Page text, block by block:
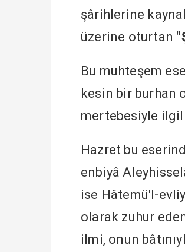
şârihlerine
üzerine oturtan
Bu muhteşem
kesin bir burhan
mertebesiyle
Hazret bu
enbiyâ
ise Hâtemü'l-
olarak zuhur
ilmi, onun